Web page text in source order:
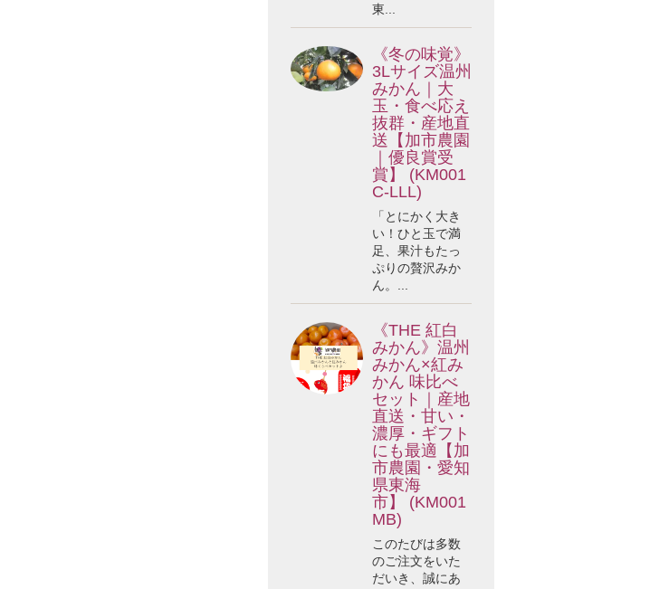
東...
《冬の味覚》
3Lサイズ温州
みかん｜大
玉・食べ応え
抜群・産地直
送【加市農園
｜優良賞受
賞】 (KM001
C-LLL)
「とにかく大き
い！ひと玉で満
足、果汁もたっ
ぷりの贅沢みか
ん。...
《THE 紅白
みかん》温州
みかん×紅み
かん 味比べ
セット｜産地
直送・甘い・
濃厚・ギフト
にも最適【加
市農園・愛知
県東海
市】 (KM001
MB)
このたびは多数
のご注文をいた
だいき、誠にあ